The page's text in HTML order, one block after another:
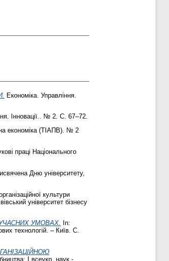
Економіка. Управління.
Інновації.. № 2. С. 67–72.
економіка (ТІАПВ). № 2
праці Національного
Дню університету,
культури
університет бізнесу
УМОВАХ.
In:
технологій. – Київ. С.
І всеукр. наук.-